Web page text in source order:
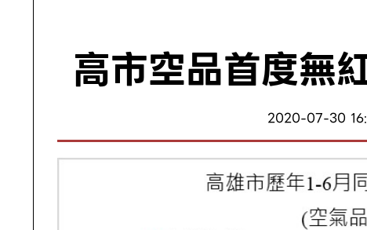
高市空品首度無
2020-07-30